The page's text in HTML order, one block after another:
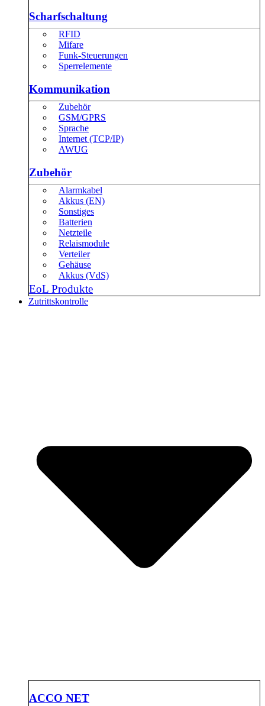
Scharfschaltung
RFID
Mifare
Funk-Steuerungen
Sperrelemente
Kommunikation
Zubehör
GSM/GPRS
Sprache
Internet (TCP/IP)
AWUG
Zubehör
Alarmkabel
Akkus (EN)
Sonstiges
Batterien
Netzteile
Relaismodule
Verteiler
Gehäuse
Akkus (VdS)
EoL Produkte
Zutrittskontrolle
ACCO NET